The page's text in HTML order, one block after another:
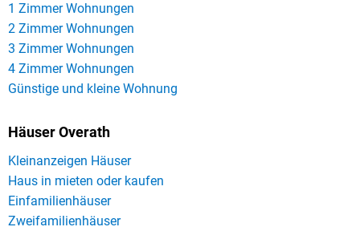
1 Zimmer Wohnungen
2 Zimmer Wohnungen
3 Zimmer Wohnungen
4 Zimmer Wohnungen
Günstige und kleine Wohnung
Häuser Overath
Kleinanzeigen Häuser
Haus in mieten oder kaufen
Einfamilienhäuser
Zweifamilienhäuser